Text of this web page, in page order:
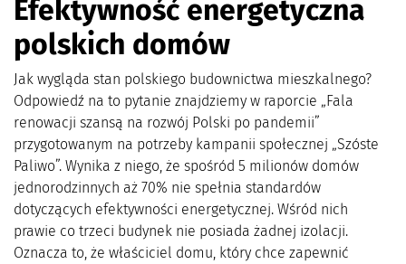
Efektywność energetyczna
polskich domów
Jak wygląda stan polskiego budownictwa mieszkalnego?
Odpowiedź na to pytanie znajdziemy w raporcie „Fala
renowacji szansą na rozwój Polski po pandemii”
przygotowanym na potrzeby kampanii społecznej „Szóste
Paliwo”. Wynika z niego, że spośród 5 milionów domów
jednorodzinnych aż 70% nie spełnia standardów
dotyczących efektywności energetycznej. Wśród nich
prawie co trzeci budynek nie posiada żadnej izolacji.
Oznacza to, że właściciel domu, który chce zapewnić